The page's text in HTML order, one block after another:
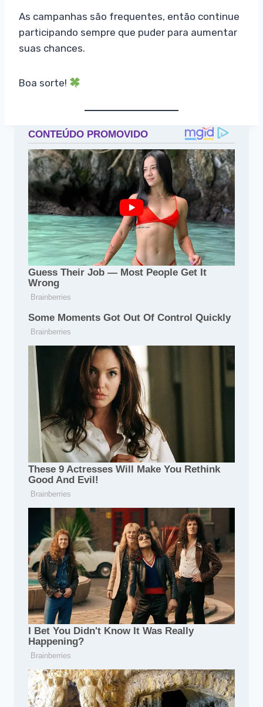
As campanhas são frequentes, então continue
participando sempre que puder para aumentar
suas chances.
Boa sorte!